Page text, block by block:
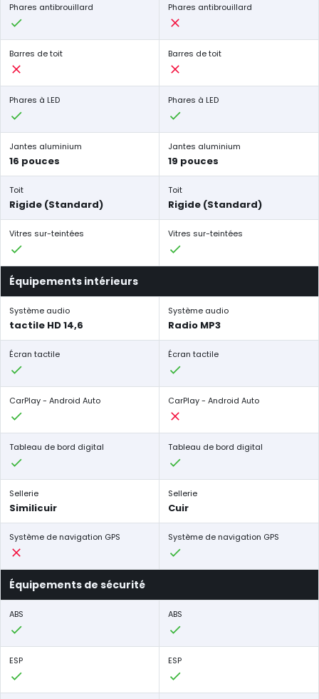
Phares antibrouillard Phares antibrouillard
Barres de toit Barres de toit
Phares à LED Phares à LED
Jantes aluminium
16 pouces
Jantes aluminium
19 pouces
Toit
Rigide (Standard)
Toit
Rigide (Standard)
Vitres sur-teintées Vitres sur-teintées
Équipements intérieurs
Système audio
tactile HD 14,6
Système audio
Radio MP3
Écran tactile Écran tactile
CarPlay - Android Auto CarPlay - Android Auto
Tableau de bord digital Tableau de bord digital
Sellerie
Similicuir
Sellerie
Cuir
Système de navigation GPS Système de navigation GPS
Équipements de sécurité
ABS ABS
ESP ESP